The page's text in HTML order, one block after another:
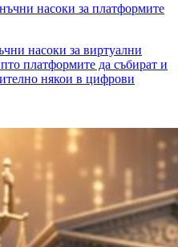
насоки за платформите
насоки за виртуални
платформите да събират и
някои в цифрови